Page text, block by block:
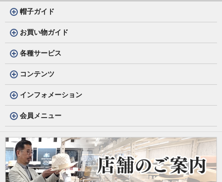
帽子ガイド
お買い物ガイド
各種サービス
コンテンツ
インフォメーション
会員メニュー